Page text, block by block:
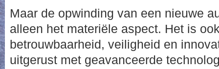
Maar de opwinding van een nieuwe
alleen het materiële aspect. Het is
betrouwbaarheid, veiligheid en
uitgerust met geavanceerde